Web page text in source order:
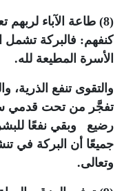
(8) طاعة الآباء لربهم
كنفهم: فالبركة تشمل
الأسرة المطيعة لله.
والتقوى تنفع الذرية،
تفجَّر من تحت قدمي
رضيع وبقي نفعًا
جميعًا أن البركة في
وتعالى.